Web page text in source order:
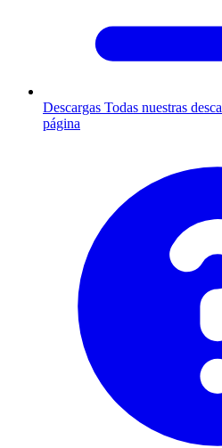
Descargas Todas nuestras
página